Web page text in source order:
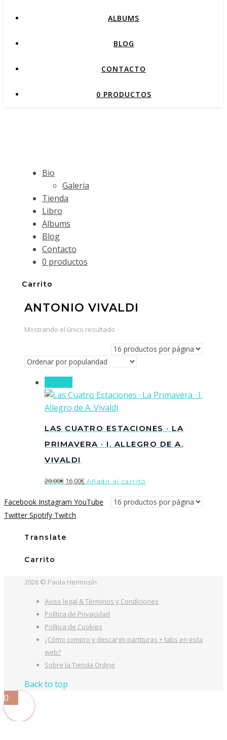
ALBUMS
BLOG
CONTACTO
0 PRODUCTOS
Bio
Galería
Tienda
Libro
Albums
Blog
Contacto
0 productos
Carrito
ANTONIO VIVALDI
Mostrando el único resultado
LAS CUATRO ESTACIONES · LA
PRIMAVERA · I. ALLEGRO DE A.
VIVALDI
20,00€ El
original
era:
16,00€El
actual
Añadir al carrito
Facebook Instagram YouTube
Twitter Spotify Twitch
Translate
Carrito
2026 © Paola Hermosín
Aviso legal & Términos y Condiciones
Política de Privacidad
Política de Cookies
¿Cómo compro y descargo partituras + tabs en esta
web?
Sobre la Tienda Online
Back to top
0